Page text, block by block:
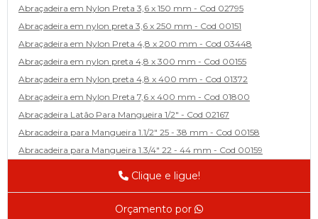
Abraçadeira em Nylon Preta 3,6 x 150 mm - Cod 02795
Abraçadeira em nylon preta 3,6 x 250 mm - Cod 00151
Abraçadeira em Nylon Preta 4,8 x 200 mm - Cod 03448
Abraçadeira em nylon preta 4,8 x 300 mm - Cod 00155
Abraçadeira em Nylon preta 4,8 x 400 mm - Cod 01372
Abraçadeira em Nylon Preta 7,6 x 400 mm - Cod 01800
Abraçadeira Latão Para Mangueira 1/2" - Cod 02167
Abracadeira para Mangueira 1.1/2" 25 - 38 mm - Cod 00158
Abracadeira para Mangueira 1.3/4" 22 - 44 mm - Cod 00159
Abracadeira para Mangueira 1/2' 14 - 22 - Cod 02585
Abracadeira para Mangueira 2" 44 - 57 - Cod 02471
Clique e ligue!
Orçamento por